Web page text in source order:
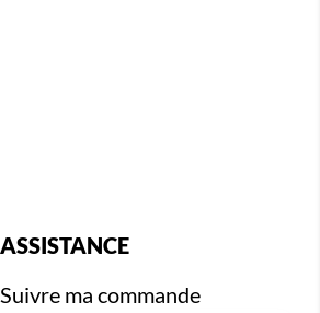
ASSISTANCE
Suivre ma commande